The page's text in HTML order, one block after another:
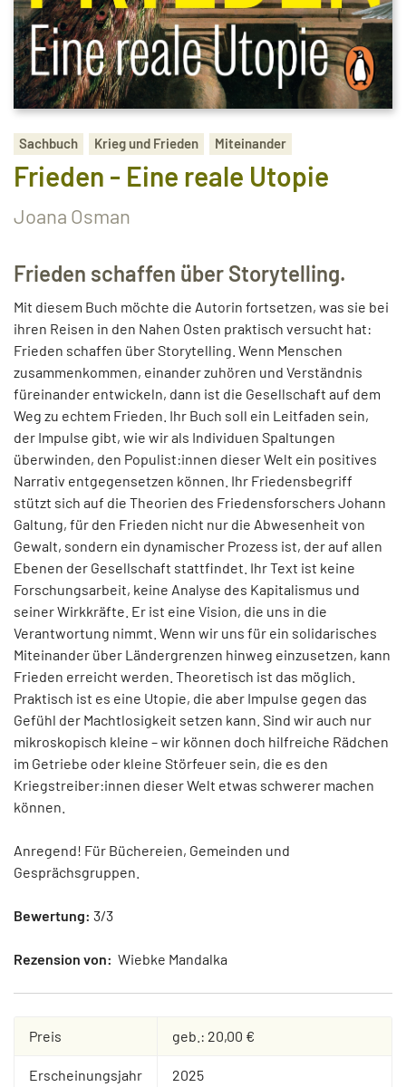
Sachbuch Krieg und Frieden Miteinander
Frieden - Eine reale Utopie
Joana Osman
Frieden schaffen über Storytelling.
Mit diesem Buch möchte die Autorin fortsetzen, was sie bei
ihren Reisen in den Nahen Osten praktisch versucht hat:
Frieden schaffen über Storytelling. Wenn Menschen
zusammenkommen, einander zuhören und Verständnis
füreinander entwickeln, dann ist die Gesellschaft auf dem
Weg zu echtem Frieden. Ihr Buch soll ein Leitfaden sein,
der Impulse gibt, wie wir als Individuen Spaltungen
überwinden, den Populist:innen dieser Welt ein positives
Narrativ entgegensetzen können. Ihr Friedensbegriff
stützt sich auf die Theorien des Friedensforschers Johann
Galtung, für den Frieden nicht nur die Abwesenheit von
Gewalt, sondern ein dynamischer Prozess ist, der auf allen
Ebenen der Gesellschaft stattfindet. Ihr Text ist keine
Forschungsarbeit, keine Analyse des Kapitalismus und
seiner Wirkkräfte. Er ist eine Vision, die uns in die
Verantwortung nimmt. Wenn wir uns für ein solidarisches
Miteinander über Ländergrenzen hinweg einzusetzen, kann
Frieden erreicht werden. Theoretisch ist das möglich.
Praktisch ist es eine Utopie, die aber Impulse gegen das
Gefühl der Machtlosigkeit setzen kann. Sind wir auch nur
mikroskopisch kleine – wir können doch hilfreiche Rädchen
im Getriebe oder kleine Störfeuer sein, die es den
Kriegstreiber:innen dieser Welt etwas schwerer machen
können.
Anregend! Für Büchereien, Gemeinden und
Gesprächsgruppen.
Bewertung: 3/3
Rezension von: Wiebke Mandalka
Preis geb.: 20,00 €
Erscheinungsjahr 2025